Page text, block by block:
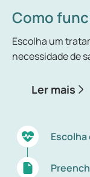
importante.
É frequente a
acelerada. O
designa-se
acelerado por
produção
mais
o risco de
Como
Escolha um
necessidade de
Ler mais